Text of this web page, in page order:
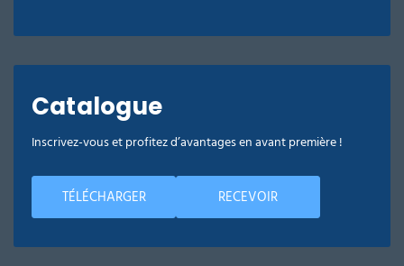
Catalogue
Inscrivez-vous et profitez d’avantages en avant première !
TÉLÉCHARGER RECEVOIR